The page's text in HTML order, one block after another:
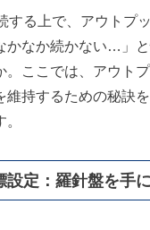
する上で、アウトプ
かなか続かない…」
。ここでは、アウトプ
維持するための秘訣
設定：羅針盤を手